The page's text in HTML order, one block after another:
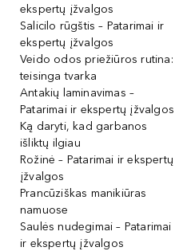
ekspertų įžvalgos
Salicilo rūgštis – Patarimai ir
ekspertų įžvalgos
Veido odos priežiūros rutina:
teisinga tvarka
Antakių laminavimas –
Patarimai ir ekspertų įžvalgos
Ką daryti, kad garbanos
išliktų ilgiau
Rožinė – Patarimai ir ekspertų
įžvalgos
Prancūziškas manikiūras
namuose
Saulės nudegimai – Patarimai
ir ekspertų įžvalgos